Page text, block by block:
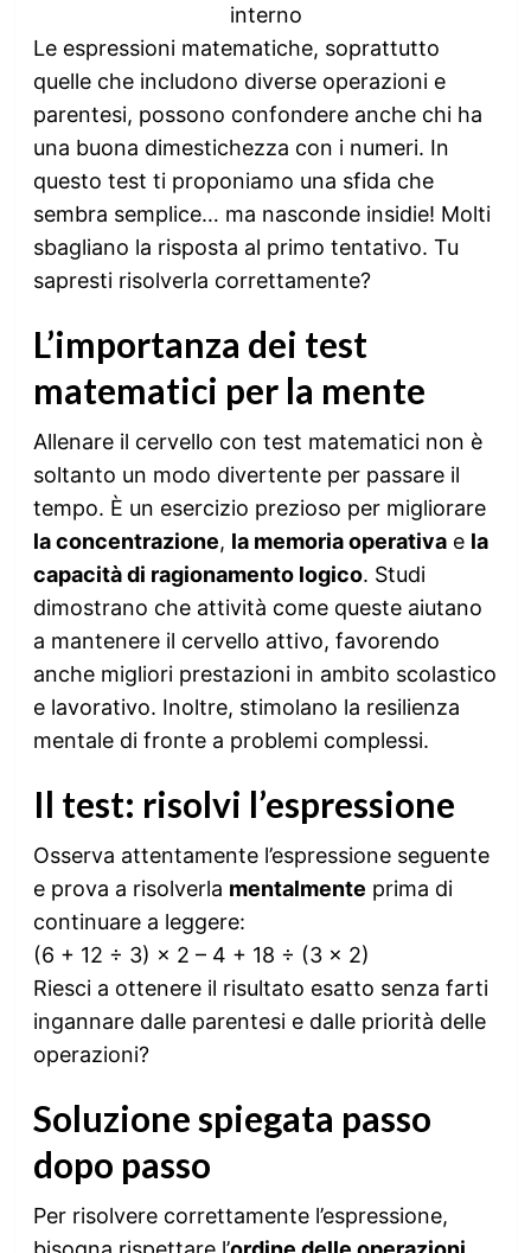
interno
Le espressioni matematiche, soprattutto
quelle che includono diverse operazioni e
parentesi, possono confondere anche chi ha
una buona dimestichezza con i numeri. In
questo test ti proponiamo una sfida che
sembra semplice… ma nasconde insidie! Molti
sbagliano la risposta al primo tentativo. Tu
sapresti risolverla correttamente?
L’importanza dei test
matematici per la mente
Allenare il cervello con test matematici non è
soltanto un modo divertente per passare il
tempo. È un esercizio prezioso per migliorare
la concentrazione, la memoria operativae la
capacità di ragionamento logico. Studi
dimostrano che attività come queste aiutano
a mantenere il cervello attivo, favorendo
anche migliori prestazioni in ambito scolastico
e lavorativo. Inoltre, stimolano la resilienza
mentale di fronte a problemi complessi.
Il test: risolvi l’espressione
Osserva attentamente l’espressione seguente
e prova a risolverla mentalmente prima di
continuare a leggere:
(6 + 12 ÷ 3) × 2 – 4 + 18 ÷ (3 × 2)
Riesci a ottenere il risultato esatto senza farti
ingannare dalle parentesi e dalle priorità delle
operazioni?
Soluzione spiegata passo
dopo passo
Per risolvere correttamente l’espressione,